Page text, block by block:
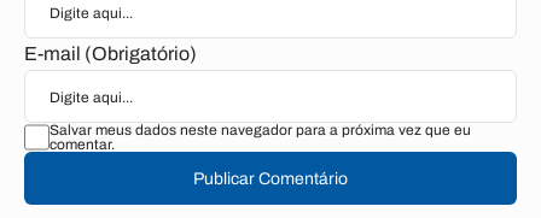
E-mail (Obrigatório)
Salvar meus dados neste navegador para a próxima vez que eu
comentar.
Publicar Comentário